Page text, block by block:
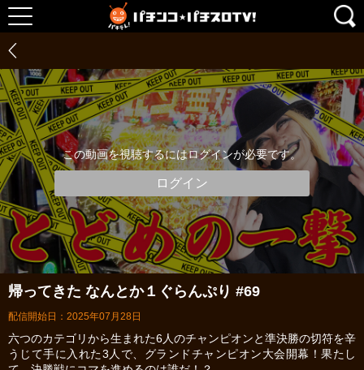
この動画を視聴するにはログインが必要です。
ログイン
帰ってきた なんとか１ぐらんぷり #69
配信開始日：2025年07月28日
六つのカテゴリから生まれた6人のチャンピオンと準決勝の切符を辛
うじて手に入れた3人で、グランドチャンピオン大会開幕！果たし